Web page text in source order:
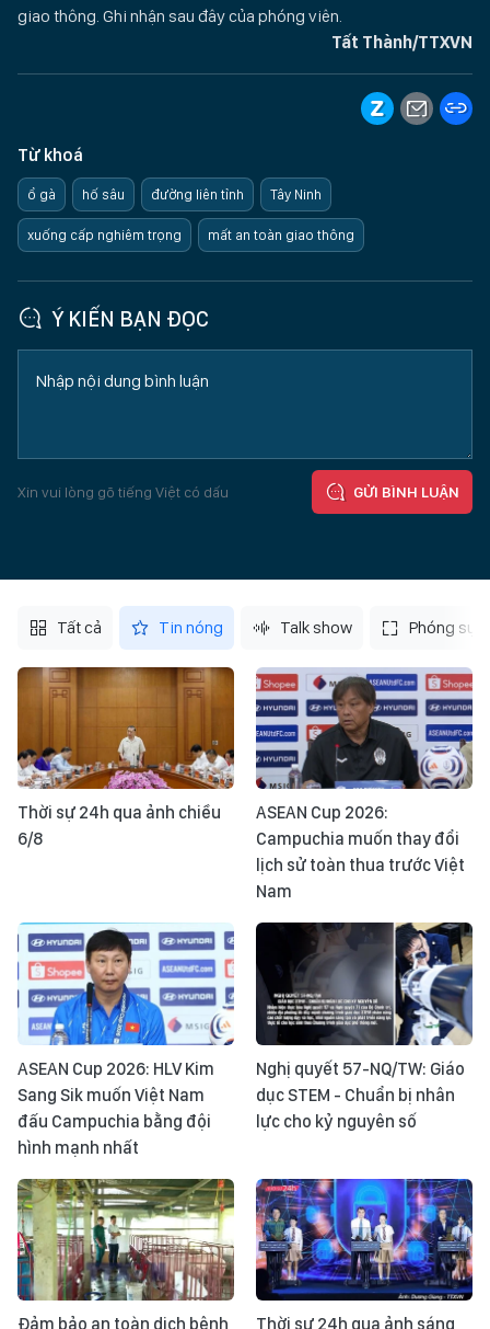
giao thông. Ghi nhận sau đây của phóng viên.
Tất Thành/TTXVN
Từ khoá
ổ gà hố sâu đường liên tỉnh Tây Ninh
xuống cấp nghiêm trọng mất an toàn giao thông
Ý KIẾN BẠN ĐỌC
Xin vui lòng gõ tiếng Việt có dấu GỬI BÌNH LUẬN
Tất cả Tin nóng Talk show Phóng sự
Thời sự 24h qua ảnh chiều
6/8
ASEAN Cup 2026:
Campuchia muốn thay đổi
lịch sử toàn thua trước Việt
Nam
ASEAN Cup 2026: HLV Kim
Sang Sik muốn Việt Nam
đấu Campuchia bằng đội
hình mạnh nhất
Nghị quyết 57-NQ/TW: Giáo
dục STEM - Chuẩn bị nhân
lực cho kỷ nguyên số
Đảm bảo an toàn dịch bệnh
Thời sự 24h qua ảnh sáng